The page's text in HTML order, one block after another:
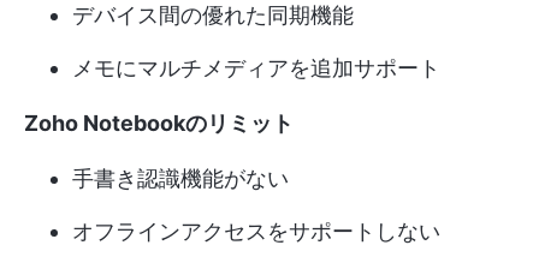
デバイス間の優れた同期機能
メモにマルチメディアを追加サポート
Zoho Notebookのリミット
手書き認識機能がない
オフラインアクセスをサポートしない